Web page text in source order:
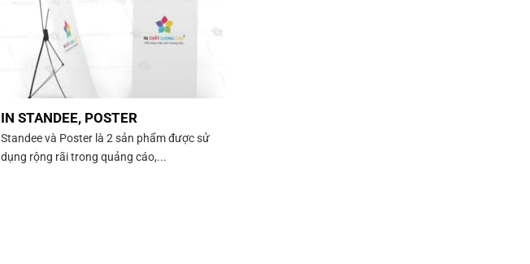
IN STANDEE, POSTER
Standee và Poster là 2 sản phẩm được sử
dụng rộng rãi trong quảng cáo,...